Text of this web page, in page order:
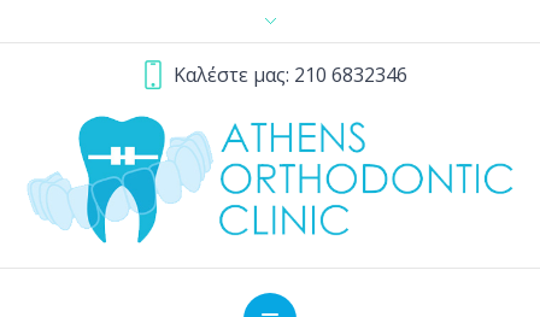
Καλέστε μας: 210 6832346